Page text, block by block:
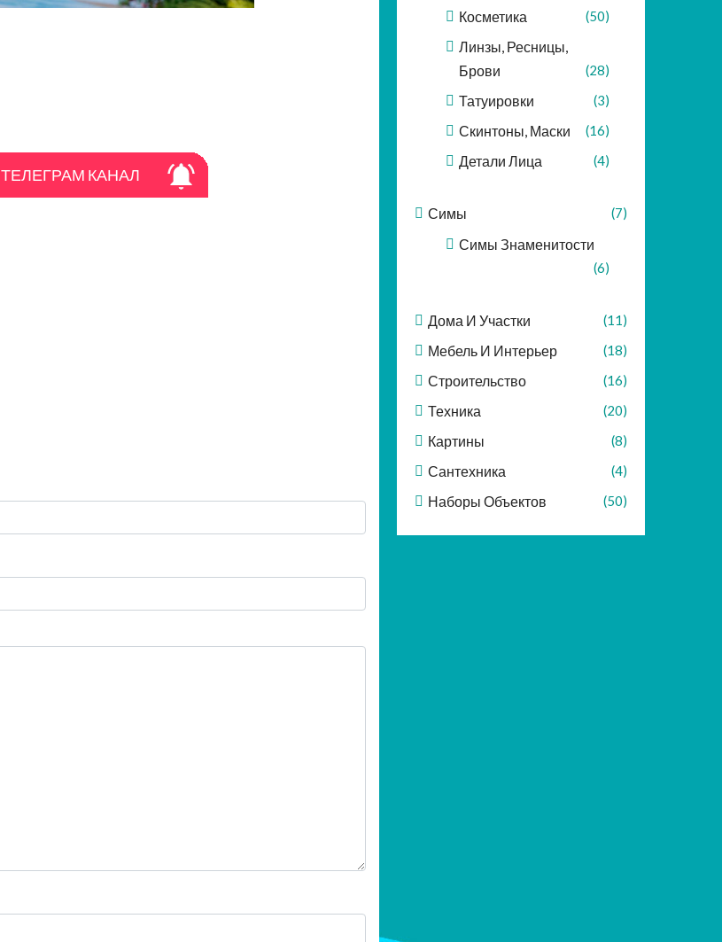
ТЕЛЕГРАМ КАНАЛ
Косметика (50)
Линзы, Ресницы,
Брови
(28)
Татуировки (3)
Скинтоны, Маски (16)
Детали Лица (4)
Симы (7)
Симы Знаменитости
(6)
Дома И Участки (11)
Мебель И Интерьер (18)
Строительство (16)
Техника (20)
Картины (8)
Сантехника (4)
Наборы Объектов (50)